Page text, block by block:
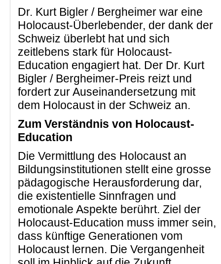
Dr. Kurt Bigler / Bergheimer war eine
Holocaust-Überlebender, der dank der
Schweiz überlebt hat und sich
zeitlebens stark für Holocaust-
Education engagiert hat. Der Dr. Kurt
Bigler / Bergheimer-Preis reizt und
fordert zur Auseinandersetzung mit
dem Holocaust in der Schweiz an.
Zum Verständnis von Holocaust-
Education
Die Vermittlung des Holocaust an
Bildungsinstitutionen stellt eine grosse
pädagogische Herausforderung dar,
die existentielle Sinnfragen und
emotionale Aspekte berührt. Ziel der
Holocaust-Education muss immer sein,
dass künftige Generationen vom
Holocaust lernen. Die Vergangenheit